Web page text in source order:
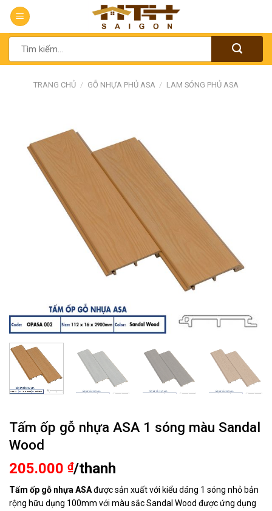
Chuyển
đến
nộiTìm
kiếm:
TRANG CHỦ / GỖ NHỰA PHỦ ASA / LAM SÓNG PHỦ ASA
Tấm ốp gỗ nhựa ASA 1 sóng màu Sandal
Wood
205.000 ₫/thanh
Tấm ốp gỗ nhựa ASAđược sản xuất với kiểu dáng 1 sóng nhỏ bản
rộng hữu dụng 100mm với màu sắc Sandal Wood được ứng dụng